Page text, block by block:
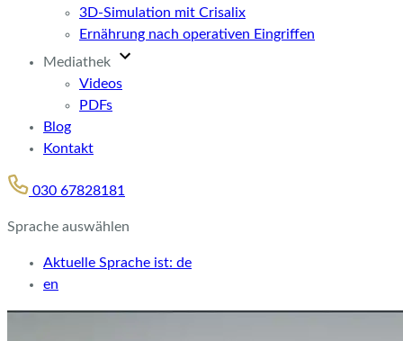
3D-Simulation mit Crisalix
Ernährung nach operativen Eingriffen
Mediathek
Videos
PDFs
Blog
Kontakt
030 67828181
Sprache auswählen
Aktuelle Sprache ist: de
en